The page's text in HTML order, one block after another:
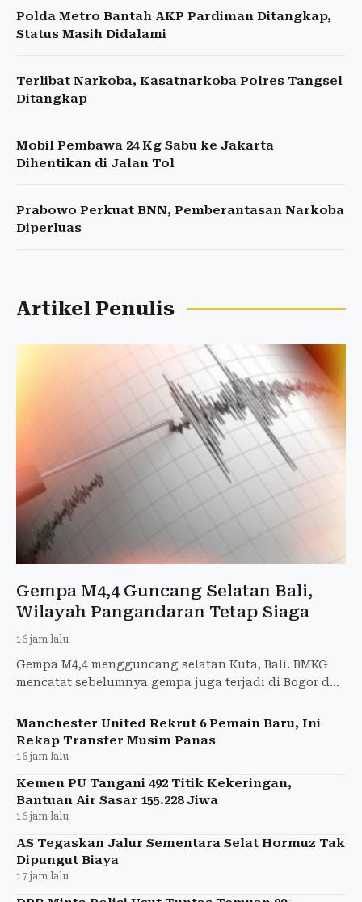
Polda Metro Bantah AKP Pardiman Ditangkap,
Status Masih Didalami
Terlibat Narkoba, Kasatnarkoba Polres Tangsel
Ditangkap
Mobil Pembawa 24 Kg Sabu ke Jakarta
Dihentikan di Jalan Tol
Prabowo Perkuat BNN, Pemberantasan Narkoba
Diperluas
Artikel Penulis
Gempa M4,4 Guncang Selatan Bali,
Wilayah Pangandaran Tetap Siaga
16 jam lalu
Gempa M4,4 mengguncang selatan Kuta, Bali. BMKG
mencatat sebelumnya gempa juga terjadi di Bogor dan
Manchester United Rekrut 6 Pemain Baru, Ini
Rekap Transfer Musim Panas
16 jam lalu
Kemen PU Tangani 492 Titik Kekeringan,
Bantuan Air Sasar 155.228 Jiwa
16 jam lalu
AS Tegaskan Jalur Sementara Selat Hormuz Tak
Dipungut Biaya
17 jam lalu